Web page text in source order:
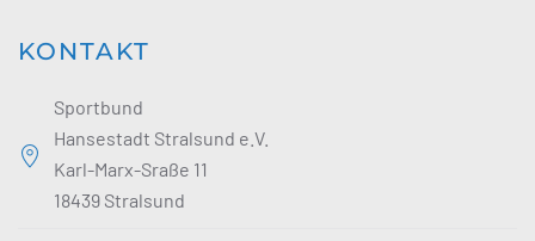
KONTAKT
Sportbund
Hansestadt Stralsund e.V.
Karl-Marx-Sraße 11
18439 Stralsund